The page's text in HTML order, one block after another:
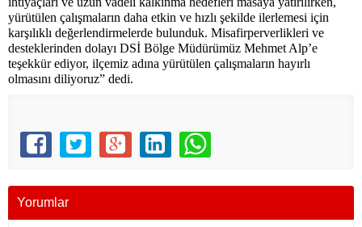
yürütülen çalışmaların daha etkin ve hızlı şekilde ilerlemesi için
karşılıklı değerlendirmelerde bulunduk. Misafirperverlikleri ve
desteklerinden dolayı DSİ Bölge Müdürümüz Mehmet Alp’e
teşekkür ediyor, ilçemiz adına yürütülen çalışmaların hayırlı
olmasını diliyoruz” dedi.
Yorumlar